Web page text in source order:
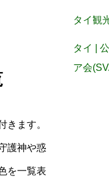
きます。
護神や惑
を一覧表
タイ観
タイ |
ア会